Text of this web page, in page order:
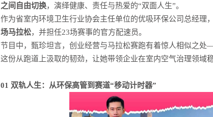
之间自由切换，演绎健康、责任与热爱的“双面人生”。
作为省室内环境卫生行业协会主任单位的优吸环保公司总经理
场马拉松，并担任23场赛事的官方配速员。
节目中，甄珍坦言，创业经营与马拉松赛跑有着惊人相似之
这份从跑道上汲取的韧劲，让她带领企业在室内空气治理领域稳
01 双轨人生：从环保高管到赛道“移动计时器”